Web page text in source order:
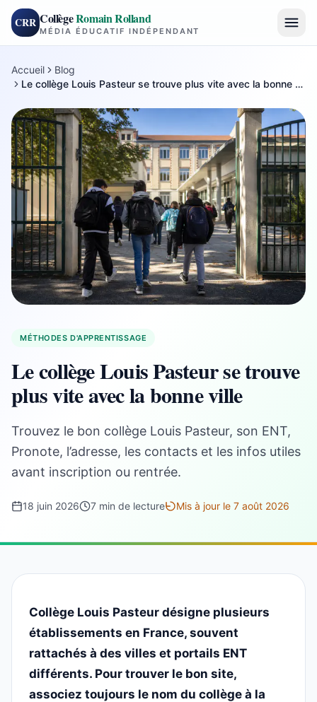
CRR CollègeRomain Rolland
MÉDIA ÉDUCATIF INDÉPENDANT
Accueil
Blog
Le collège Louis Pasteur se trouve plus vite avec la bonne ville
MÉTHODES D'APPRENTISSAGE
Le collège Louis Pasteur se trouve
plus vite avec la bonne ville
Trouvez le bon collège Louis Pasteur, son ENT,
Pronote, l’adresse, les contacts et les infos utiles
avant inscription ou rentrée.
18 juin 2026 7 min de lecture Mis à jour le 7 août 2026
Collège Louis Pasteur désigne plusieurs
établissements en France, souvent
rattachés à des villes et portails ENT
différents. Pour trouver le bon site,
associez toujours le nom du collège à la